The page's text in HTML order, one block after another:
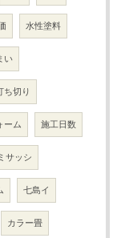
水性塗料
い
ち切り
ーム 施工日数
サッシ
七島イ
カラー畳